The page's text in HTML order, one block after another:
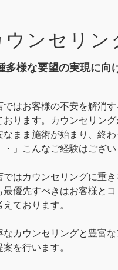
ウンセリン
多様な要望の実現に向
ではお客様の不安を解消
おります。カウンセリン
なまま施術が始まり、終
・」こんなご経験はござい
ではカウンセリングに重
最優先すべきはお客様と
えております。
なカウンセリングと豊富
案を行います。